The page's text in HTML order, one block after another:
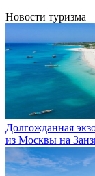
Новости туризма
Долгожданная
из Москвы на